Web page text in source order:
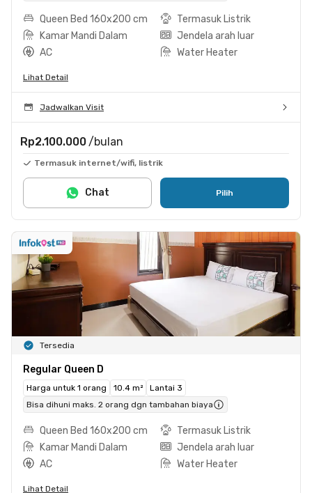
Queen Bed 160x200 cm
Termasuk Listrik
Kamar Mandi Dalam
Jendela arah luar
AC
Water Heater
Lihat Detail
Jadwalkan Visit
Rp2.100.000 /bulan
Termasuk internet/wifi, listrik
Pilih
Chat
Tersedia
Regular Queen D
Harga untuk 1 orang 10.4 m²
Lantai 3
Bisa dihuni maks. 2 orang dgn tambahan biaya
Queen Bed 160x200 cm
Termasuk Listrik
Kamar Mandi Dalam
Jendela arah luar
AC
Water Heater
Lihat Detail